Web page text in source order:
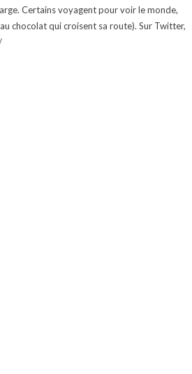
Certains voyagent pour voir le monde,
chocolat qui croisent sa route). Sur Twitter,